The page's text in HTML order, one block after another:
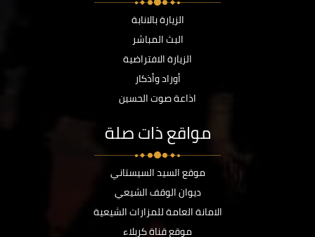
الزيارة بالانابة
البث المباشر
الزيارة الافتراضية
أوراد وأذكار
اذاعة صوت الحسين
مواقع ذات صلة
موقع السيد السيستاني
ديوان الوقف الشيعي
الامانة العامة للمزارات الشيعية
موقع قناة كربلاء